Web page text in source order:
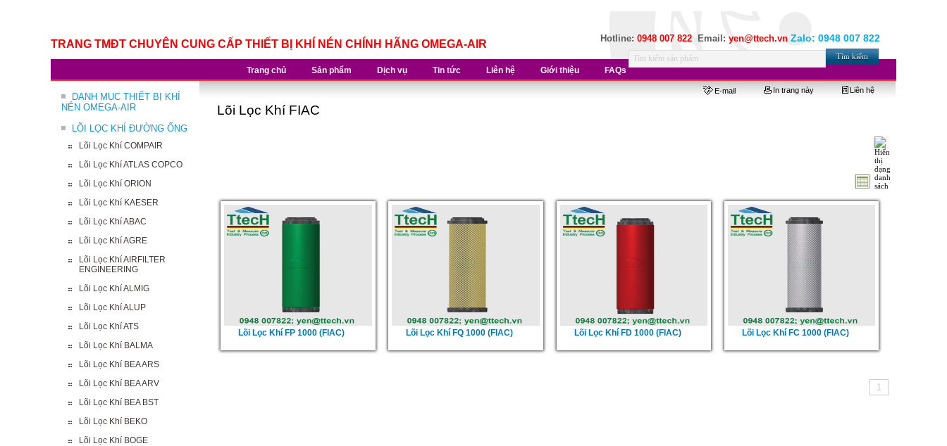
Hotline: 0948 007 822 Email: yen@ttech.vn Zalo: 0948 007 822
TRANG TMĐT CHUYÊN CUNG CẤP THIẾT BỊ KHÍ NÉN CHÍNH HÃNG OMEGA-AIR
Trang chủ Sản phẩm Dịch vụ Tin tức Liên hệ Giới thiệu FAQs
DANH MỤC THIẾT BỊ KHÍ
NÉN OMEGA-AIR
LÕI LỌC KHÍ ĐƯỜNG ỐNG
Lõi Lọc Khí COMPAIR
Lõi Lọc Khí ATLAS COPCO
Lõi Lọc Khí ORION
Lõi Lọc Khí KAESER
Lõi Lọc Khí ABAC
Lõi Lọc Khí AGRE
Lõi Lọc Khí AIRFILTER
ENGINEERING
Lõi Lọc Khí ALMIG
Lõi Lọc Khí ALUP
Lõi Lọc Khí ATS
Lõi Lọc Khí BALMA
Lõi Lọc Khí BEA ARS
Lõi Lọc Khí BEA ARV
Lõi Lọc Khí BEA BST
Lõi Lọc Khí BEKO
Lõi Lọc Khí BOGE
E-mail In trang này Liên hệ
Lõi Lọc Khí FIAC
Lõi Lọc Khí FP 1000 (FIAC) Lõi Lọc Khí FQ 1000 (FIAC) Lõi Lọc Khí FD 1000 (FIAC) Lõi Lọc Khí FC 1000 (FIAC)
1